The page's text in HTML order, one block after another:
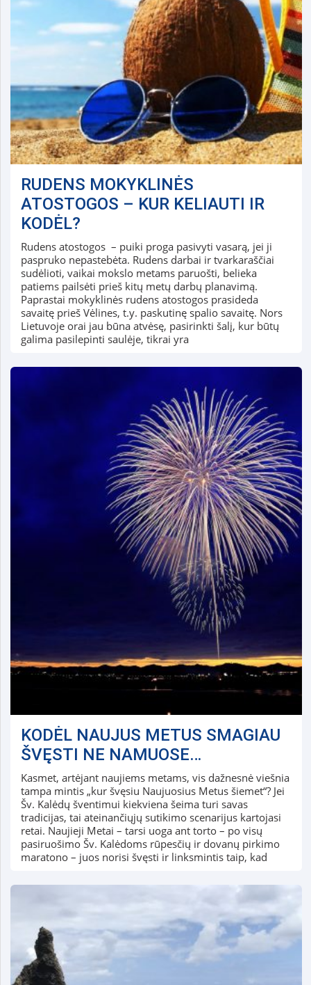
RUDENS MOKYKLINĖS
ATOSTOGOS – KUR KELIAUTI IR
KODĖL?
Rudens atostogos – puiki proga pasivyti vasarą, jei ji
paspruko nepastebėta. Rudens darbai ir tvarkaraščiai
sudėlioti, vaikai mokslo metams paruošti, belieka
patiems pailsėti prieš kitų metų darbų planavimą.
Paprastai mokyklinės rudens atostogos prasideda
savaitę prieš Vėlines, t.y. paskutinę spalio savaitę. Nors
Lietuvoje orai jau būna atvėsę, pasirinkti šalį, kur būtų
galima pasilepinti saulėje, tikrai yra
KODĖL NAUJUS METUS SMAGIAU
ŠVĘSTI NE NAMUOSE…
Kasmet, artėjant naujiems metams, vis dažnesnė viešnia
tampa mintis „kur švęsiu Naujuosius Metus šiemet“? Jei
Šv. Kalėdų šventimui kiekviena šeima turi savas
tradicijas, tai ateinančiųjų sutikimo scenarijus kartojasi
retai. Naujieji Metai – tarsi uoga ant torto – po visų
pasiruošimo Šv. Kalėdoms rūpesčių ir dovanų pirkimo
maratono – juos norisi švęsti ir linksmintis taip, kad